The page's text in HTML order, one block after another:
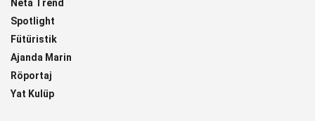
Neta Trend
Spotlight
Fütüristik
Ajanda Marin
Röportaj
Yat Kulüp